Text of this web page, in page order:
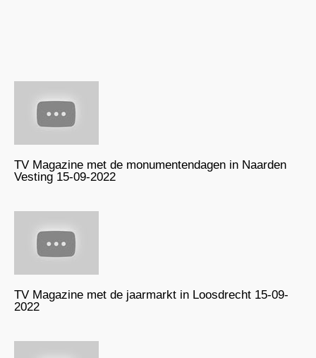
TV Magazine met de monumentendagen in Naarden
Vesting 15-09-2022
TV Magazine met de jaarmarkt in Loosdrecht 15-09-
2022